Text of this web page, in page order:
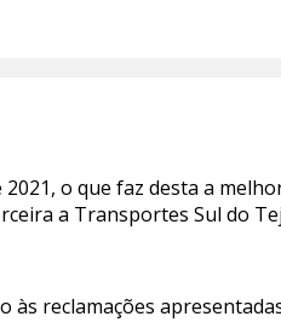
o que faz desta a
a Transportes Sul do
às reclamações